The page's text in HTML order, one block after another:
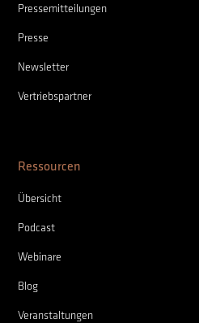
Pressemitteilungen
Presse
Newsletter
Vertriebspartner
Ressourcen
Übersicht
Podcast
Webinare
Blog
Veranstaltungen